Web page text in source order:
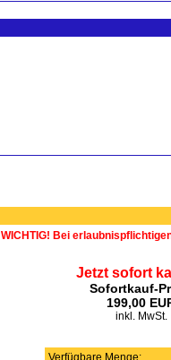
WICHTIG! Bei
Jetzt sofort
Sofortkauf-
199,00
inkl. MwSt.
Verfügbare Menge: